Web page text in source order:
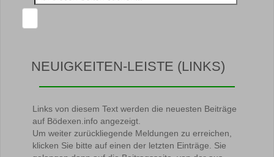
nach:
NEUIGKEITEN-LEISTE (LINKS)
Links von diesem Text werden die neuesten Beiträge
auf Bödexen.info angezeigt.
Um weiter zurückliegende Meldungen zu erreichen,
klicken Sie bitte auf einen der letzten Einträge. Sie